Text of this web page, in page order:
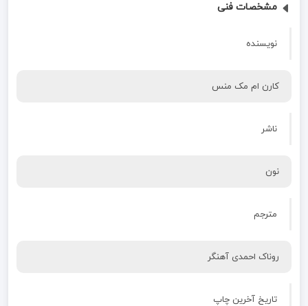
مشخصات فنی
نویسنده
کارن ام مک منس
ناشر
نون
مترجم
روناک احمدی آهنگر
تاریخ آخرین چاپ